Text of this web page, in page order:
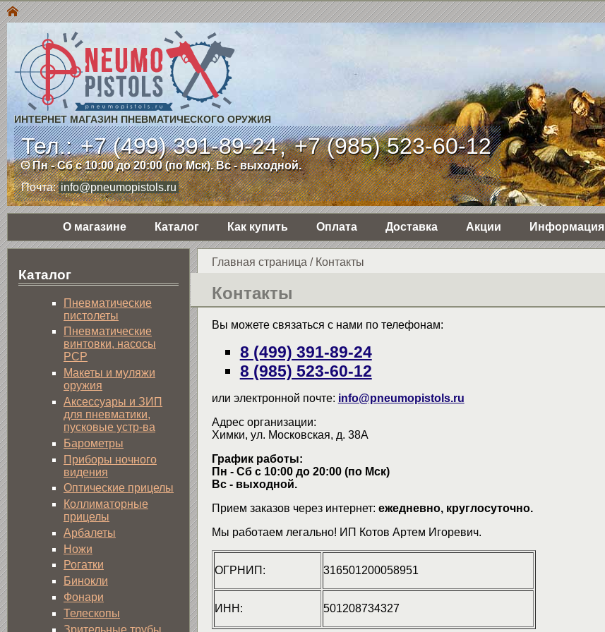
ИНТЕРНЕТ МАГАЗИН ПНЕВМАТИЧЕСКОГО ОРУЖИЯ
Тел.:+7 (499) 391-89-24,+7 (985) 523-60-12
Пн - Сб с 10:00 до 20:00 (по Мск). Вс - выходной.
Почта: info@pneumopistols.ru
О магазине Каталог Как купить Оплата Доставка Акции Информация
Главная страница / Контакты
Контакты
Вы можете связаться с нами по телефонам:
8 (499) 391-89-24
8 (985) 523-60-12
или электронной почте: info@pneumopistols.ru
Адрес организации:
Химки, ул. Московская, д. 38А
График работы:
Пн - Сб с 10:00 до 20:00 (по Мск)
Вс - выходной.
Прием заказов через интернет: ежедневно, круглосуточно.
Мы работаем легально! ИП Котов Артем Игоревич.
ОГРНИП: 316501200058951
ИНН: 501208734327
Каталог
Пнев­ма­ти­чес­кие
пистолеты
Пневматические
винтовки, насосы
PCP
Макеты и муляжи
оружия
Аксессуары и ЗИП
для пневматики,
пусковые устр-ва
Барометры
Приборы ночного
видения
Оптические прицелы
Коллиматорные
прицелы
Арбалеты
Ножи
Рогатки
Бинокли
Фонари
Телескопы
Зрительные трубы